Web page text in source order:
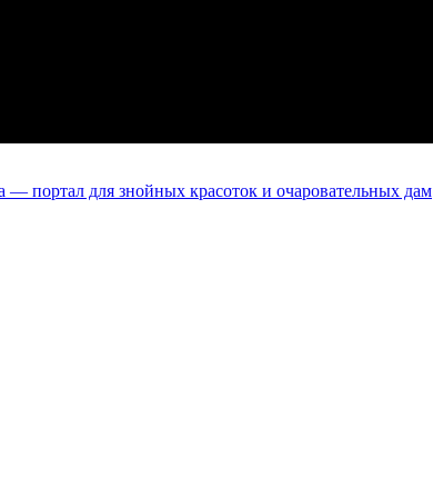
— портал для знойных красоток и очаровательных дам